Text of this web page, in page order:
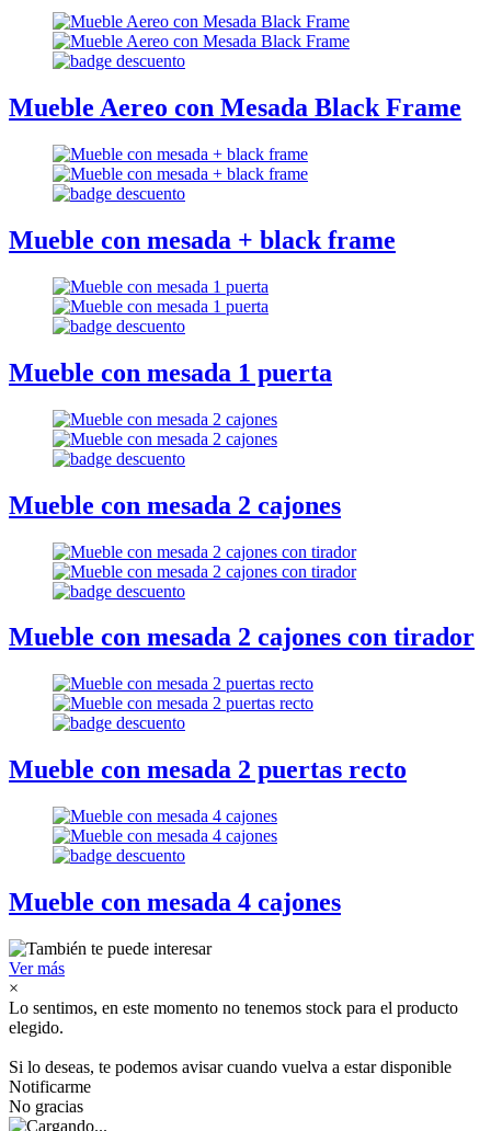
Mueble Aereo con Mesada Black Frame
Mueble con mesada + black frame
Mueble con mesada 1 puerta
Mueble con mesada 2 cajones
Mueble con mesada 2 cajones con tirador
Mueble con mesada 2 puertas recto
Mueble con mesada 4 cajones
Ver más
×
Lo sentimos, en este momento no tenemos stock para el producto
elegido.
Si lo deseas, te podemos avisar cuando vuelva a estar disponible
Notificarme
No gracias